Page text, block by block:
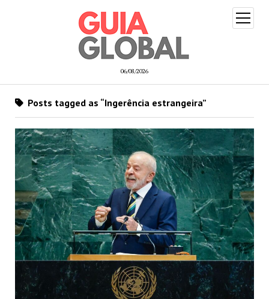
06/08/2026
open
menu
Posts tagged as “Ingerência estrangeira”